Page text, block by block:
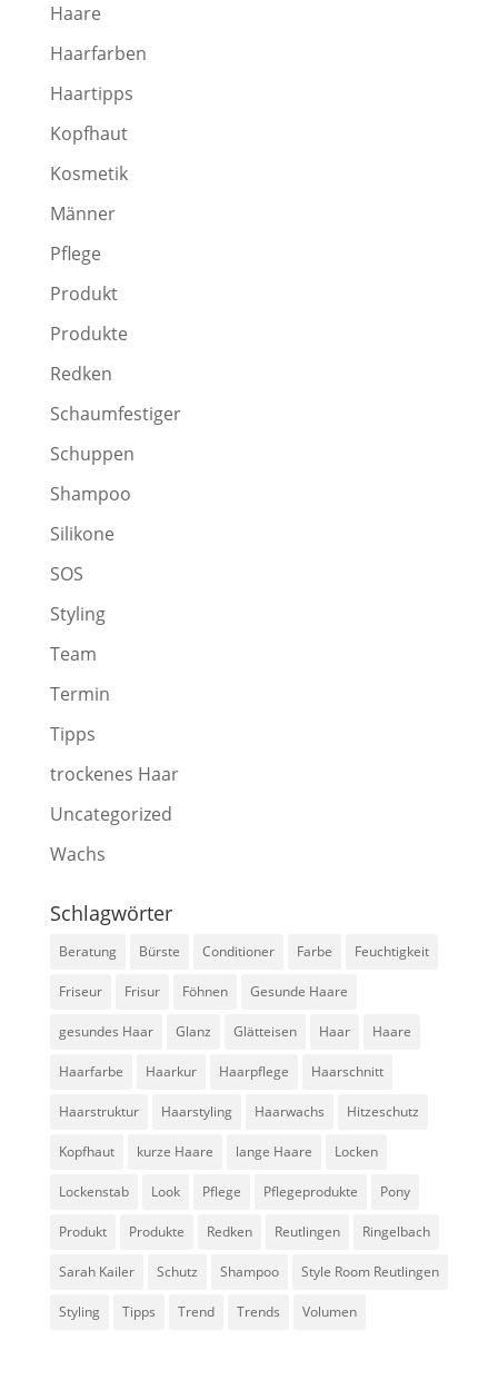
Haare
Haarfarben
Haartipps
Kopfhaut
Kosmetik
Männer
Pflege
Produkt
Produkte
Redken
Schaumfestiger
Schuppen
Shampoo
Silikone
SOS
Styling
Team
Termin
Tipps
trockenes Haar
Uncategorized
Wachs
Schlagwörter
Beratung Bürste Conditioner Farbe Feuchtigkeit
Friseur Frisur Föhnen Gesunde Haare
gesundes Haar Glanz Glätteisen Haar Haare
Haarfarbe Haarkur Haarpflege Haarschnitt
Haarstruktur Haarstyling Haarwachs Hitzeschutz
Kopfhaut kurze Haare lange Haare Locken
Lockenstab Look Pflege Pflegeprodukte Pony
Produkt Produkte Redken Reutlingen Ringelbach
Sarah Kailer Schutz Shampoo Style Room Reutlingen
Styling Tipps Trend Trends Volumen